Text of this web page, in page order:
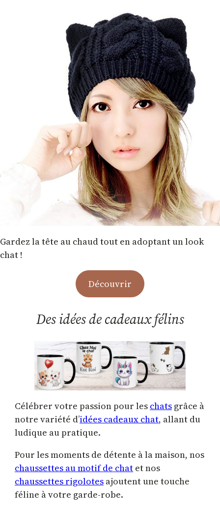
Gardez la tête au chaud tout en adoptant un look
chat !
Découvrir
Des idées de cadeaux félins
Célébrer votre passion pour les chats grâce à
notre variété d’idées cadeaux chat, allant du
ludique au pratique.
Pour les moments de détente à la maison, nos
chaussettes au motif de chat et nos
chaussettes rigolotes ajoutent une touche
féline à votre garde-robe.